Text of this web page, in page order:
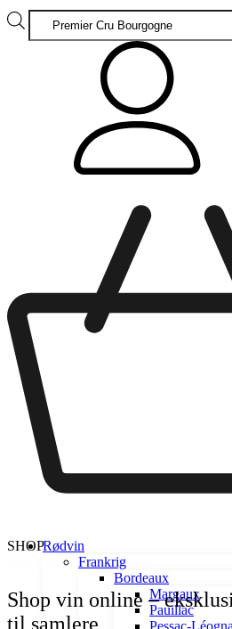
Products
search
Rødvin
Frankrig
Bordeaux
Margaux
Pauillac
SHOP
Sorry, no products found.
Shop vin online –
til samlere